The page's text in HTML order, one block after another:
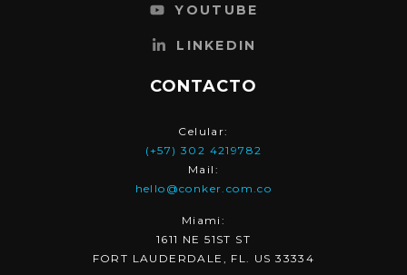
YOUTUBE
LINKEDIN
CONTACTO
Celular:
(+57) 302 4219782
Mail:
hello@conker.com.co
Miami:
1611 NE 51ST ST
FORT LAUDERDALE, FL. US 33334